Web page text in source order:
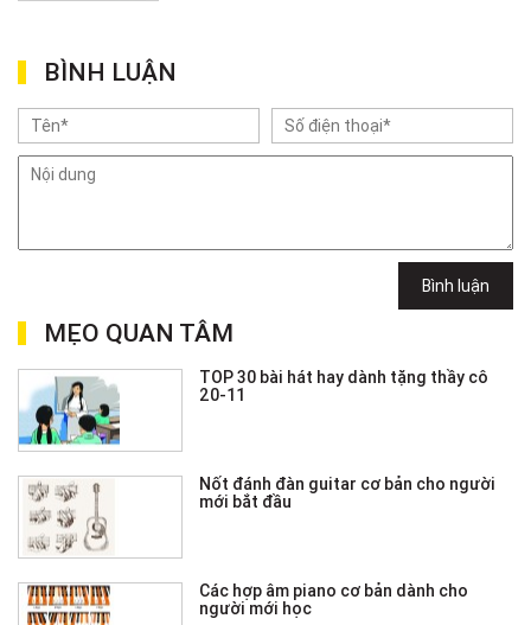
BÌNH LUẬN
Bình luận
MẸO QUAN TÂM
TOP 30 bài hát hay dành tặng thầy cô
20-11
Nốt đánh đàn guitar cơ bản cho người
mới bắt đầu
Các hợp âm piano cơ bản dành cho
người mới học